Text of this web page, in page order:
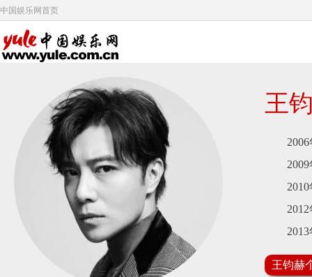
中国娱乐网首页
王
2006年
2009年
2010年
2012年
2013年
2014年
王钧赫